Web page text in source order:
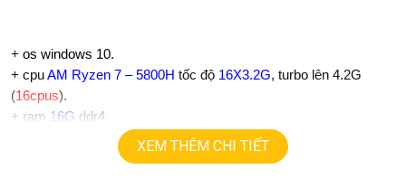
+ os windows 10.
+ cpuAM Ryzen 7 – 5800H tốc độ 16X3.2G, turbo lên 4.2G
(16cpus).
+ ram 16G ddr4.
. (option 512, 1T, 2T)
full HD ips (1920X1080) , 100% s
XEM THÊM CHI TIẾT